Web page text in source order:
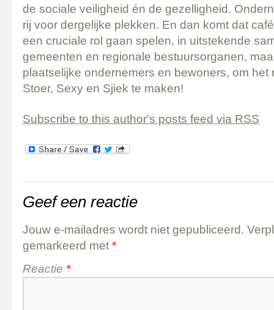
de sociale veiligheid én de gezelligheid.
rij voor dergelijke plekken. En dan komt dat
een cruciale rol gaan spelen, in uitstekende
gemeenten en regionale bestuursorganen,
plaatselijke ondernemers en bewoners, om het
Stoer, Sexy en Sjiek te maken!
Subscribe to this author's posts feed via RSS
Geef een reactie
Jouw e-mailadres wordt niet gepubliceerd.
gemarkeerd met *
Reactie *